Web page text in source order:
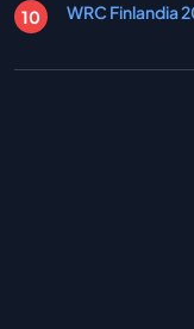
WRC Finlandia